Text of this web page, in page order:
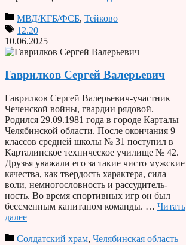
МВД/КГБ/ФСБ, Тейково
12.20
10.06.2025
Гаврилков Сергей Валерьевич
Гаврилков Сергей Валерьевич-участник
Чеченской войны, гвардии рядовой.
Родился 29.09.1981 года в городе Карта­лы
Челябинской области. После окончания 9
клас­сов средней школы № 31 поступил в
Карталинское техническое училище № 42.
Друзья уважали его за такие чисто мужские
качества, как твердость харак­тера, сила
воли, немногословность и рассудитель­
ность. Во время спортивных игр он был
бессменным капитаном команды. … Читать
далее
Солдатский храм, Челябинская область